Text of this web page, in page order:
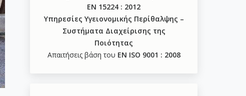
ΕΝ 15224 : 2012
Υπηρεσίες Υγειονομικής Περίθαλψης –
Συστήματα Διαχείρισης της
Ποιότητας
Απαιτήσεις βάση του ΕΝ ISO 9001 : 2008